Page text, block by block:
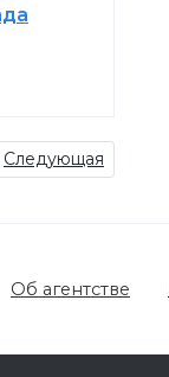
Следующая
Об агентстве